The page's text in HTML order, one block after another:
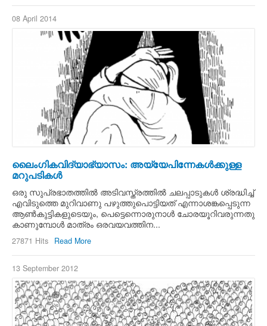
08 April 2014
ലൈംഗികവിദ്യാഭ്യാസം: അയ്യേപിന്നേകള്‍ക്കുള്ള
മറുപടികള്‍
ഒരു സുപ്രഭാതത്തില്‍ അടിവസ്ത്രത്തില്‍ ചലപ്പാടുകള്‍ ശ്രദ്ധിച്ച്
എവിടുത്തെ മുറിവാണു പഴുത്തുപൊട്ടിയത് എന്നാശങ്കപ്പെടുന്ന
ആണ്‍കുട്ടികളുടെയും, പെട്ടെന്നൊരുനാള്‍ ചോരയൂറിവരുന്നതു
കാണുമ്പോള്‍ മാത്രം ഒരവയവത്തിന...
27871 Hits Read More
13 September 2012